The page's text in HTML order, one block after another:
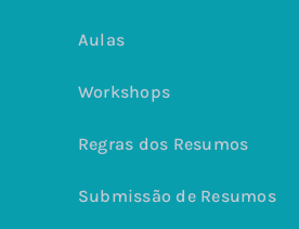
Aulas
Workshops
Regras dos Resumos
Submissão de Resumos